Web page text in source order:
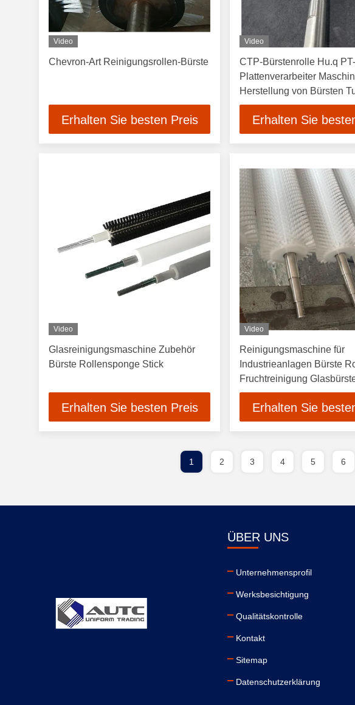
Video
Chevron-Art Reinigungsrollen-Bürste
Erhalten Sie besten Preis
Video
CTP-Bürstenrolle Hu.q
Plattenverarbeiter
Herstellung von Bürsten
Nylon-Plattenverarbeiter
Erhalten Sie
Video
Glasreinigungsmaschine Zubehör
Bürste Rollensponge Stick
Erhalten Sie besten Preis
Video
Reinigungsmaschine für
Industrieanlagen Bürste
Fruchtreinigung
Erhalten Sie
1 2 3 4 5 6
ÜBER UNS
Unternehmensprofil
Werksbesichtigung
Qualitätskontrolle
Kontakt
Sitemap
Datenschutzerklärung